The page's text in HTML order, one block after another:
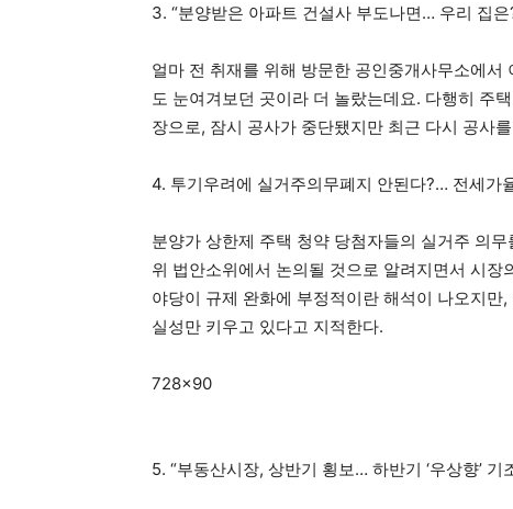
3. “분양받은 아파트 건설사 부도나면… 우리 집은
얼마 전 취재를 위해 방문한 공인중개사무소에
도 눈여겨보던 곳이라 더 놀랐는데요. 다행히 주
장으로, 잠시 공사가 중단됐지만 최근 다시 공사
4. 투기우려에 실거주의무폐지 안된다?… 전세가
분양가 상한제 주택 청약 당첨자들의 실거주 의
위 법안소위에서 논의될 것으로 알려지면서 시
야당이 규제 완화에 부정적이란 해석이 나오지
실성만 키우고 있다고 지적한다.
728×90
5. “부동산시장, 상반기 횡보… 하반기 ‘우상향’ 기